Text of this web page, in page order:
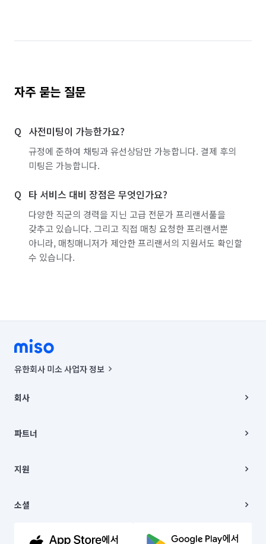
자주 묻는 질문
사전미팅이 가능한가요?
규정에 준하여 채팅과 유선상담만 가능합니다. 결제 후의
미팅은 가능합니다.
타 서비스 대비 장점은 무엇인가요?
다양한 직군의 경력을 지닌 고급 전문가 프리랜서풀을
갖추고 있습니다. 그리고 직접 매칭 요청한 프리랜서뿐
아니라, 매칭매니저가 제안한 프리랜서의 지원서도 확인할
수 있습니다.
유한회사 미소 사업자 정보
00019 |
주소 | 본사: 서울특별시 종로구 율곡로 6(중학동, 트윈트리빌딩) B동 5층
컨택센터 : 서울특별시 종로구 수송동 율곡로 24, 7층, 8층 미소
상품, 상품정보, 거래에 관한 의무와 책임은 거래당사자에게 있습니다.
언론 보도 관련 문의:
© 유한회사 미소. Miso, Inc. All Rights Reserved.
회사
채용
파트너
이사
지원
이용약관
문의하기
소셜
유튜브